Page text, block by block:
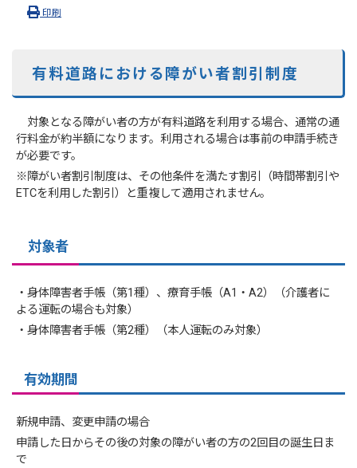
印刷
有料道路における障がい者割引制度
対象となる障がい者の方が有料道路を利用する場合、通常の通
行料金が約半額になります。利用される場合は事前の申請手続き
が必要です。
※障がい者割引制度は、その他条件を満たす割引（時間帯割引や
ETCを利用した割引）と重複して適用されません。
対象者
・身体障害者手帳（第1種）、療育手帳（A1・A2）（介護者に
よる運転の場合も対象）
・身体障害者手帳（第2種）（本人運転のみ対象）
有効期間
新規申請、変更申請の場合
申請した日からその後の対象の障がい者の方の2回目の誕生日ま
で